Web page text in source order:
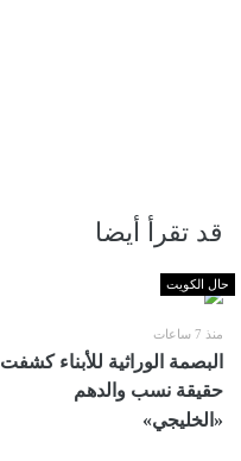
قد تقرأ أيضا
حال الكويت
منذ 7 ساعات
البصمة الوراثية للأبناء كشفت
حقيقة نسب والدهم
«الخليجي»